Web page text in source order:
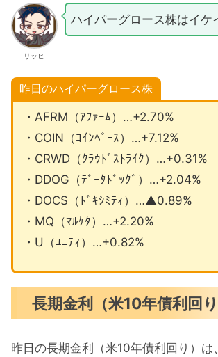
リッヒ
ハイパーグロース株はイケ
昨日のハイパーグロース株
・AFRM（ｱﾌｧｰﾑ）…+2.70%
・COIN（ｺｲﾝﾍﾞｰｽ）…+7.12%
・CRWD（ｸﾗｳﾄﾞｽﾄﾗｲｸ）…+0.31%
・DDOG（ﾃﾞｰﾀﾄﾞｯｸﾞ）…+2.04%
・DOCS（ﾄﾞｷｼﾐﾃｨ）…▲0.89%
・MQ（ﾏﾙｹﾀ）…+2.20%
・U（ﾕﾆﾃｨ）…+0.82%
長期金利（米10年債利回り
昨日の長期金利（米10年債利回り）は